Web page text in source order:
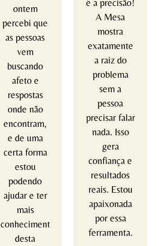
ontem
percebi que
as pessoas
vem
buscando
afeto e
respostas
onde não
encontram,
e de uma
certa forma
estou
podendo
ajudar e ter
mais
conhecimento
desta
é a precisão!
A Mesa
mostra
exatamente
a raiz do
problema
sem a
pessoa
precisar falar
nada. Isso
gera
confiança e
resultados
reais. Estou
apaixonada
por essa
ferramenta.